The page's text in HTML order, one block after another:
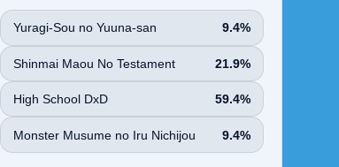
Yuragi-Sou no Yuuna-san 9.4%
Shinmai Maou No Testament 21.9%
High School DxD 59.4%
Monster Musume no Iru Nichijou 9.4%